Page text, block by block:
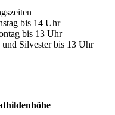
bis 14 Uhr
bis 13 Uhr
Silvester bis 13 Uhr